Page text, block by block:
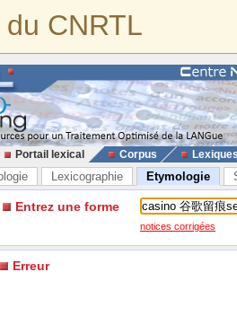
CNRTL
Portail lexical Corpus
Lexicographie Etymologie
Entrez une forme
notices corrigées
Erreur